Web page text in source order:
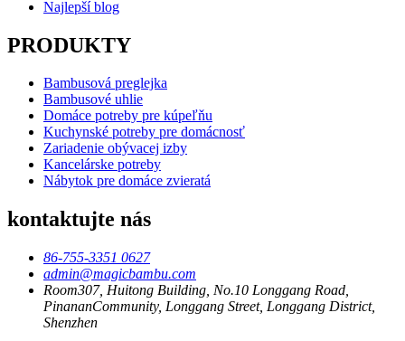
Najlepší blog
PRODUKTY
Bambusová preglejka
Bambusové uhlie
Domáce potreby pre kúpeľňu
Kuchynské potreby pre domácnosť
Zariadenie obývacej izby
Kancelárske potreby
Nábytok pre domáce zvieratá
kontaktujte nás
86-755-3351 0627
admin@magicbambu.com
Room307, Huitong Building, No.10 Longgang Road,
PinananCommunity, Longgang Street, Longgang District,
Shenzhen